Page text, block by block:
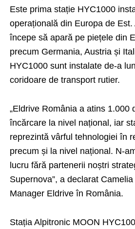
Este prima stație HYC1000
operațională din Europa de
începe să apară pe piețele din
precum Germania, Austria și
HYC1000 sunt instalate de-a
coridoare de transport rutier.
„Eldrive România a atins 1.000
încărcare la nivel național, iar
reprezintă vârful tehnologiei în
precum și la nivel național. N-
lucru fără partenerii noștri
Supernova”, a declarat
Manager Eldrive în România.
Stația Alpitronic MOON